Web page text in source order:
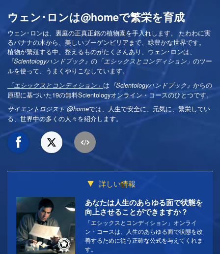
ウェン･ロンは@homeで繁栄を育成
ウェン･ロンは、裏庭の正真正銘の植物園を手入れします。 たわわに実
るバナナの木から、美しいブーゲンビリアまで、緑豊かな世界です。
植物が繁殖する中、整えるものがたくさんあり、ウェン･ロンは、
『Scientologyハンドブック』 の 「エシックスとコンディション」 のツー
ルを使って、うまくやりこなしています。
「エシックスとコンディション」 は 『Scientologyハンドブック』 からの
原理に基づいた19の無料Scientologyオンライン・コースのひとつです。
サイエントロジスト @homeでは、人生で安全に、元気に、繁栄してい
る、世界中の多くの人々を紹介します。
詳しい情報
あなたは人生のあらゆる面で状態を
向上させることができますか？
「エシックスとコンディション」オンライ
ン・コースは、人生のあらゆる面で状態を改
善するために従う正確な公式を与えてくれま
す。